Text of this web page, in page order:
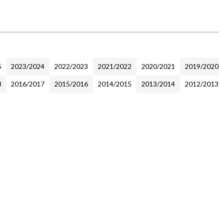
2023/2024 2022/2023 2021/2022 2020/2021 2019/2020
2016/2017 2015/2016 2014/2015 2013/2014 2012/2013